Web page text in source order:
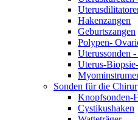
Hakenzangen
Geburtszangen
Polypen-
Uterussonden
Uterus-
Sonden für die
Knopfsonden-
Cystikushaken